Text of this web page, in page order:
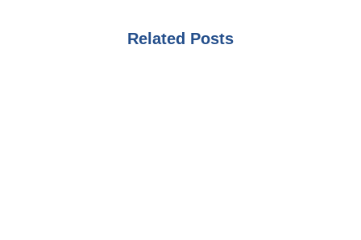
Related Posts